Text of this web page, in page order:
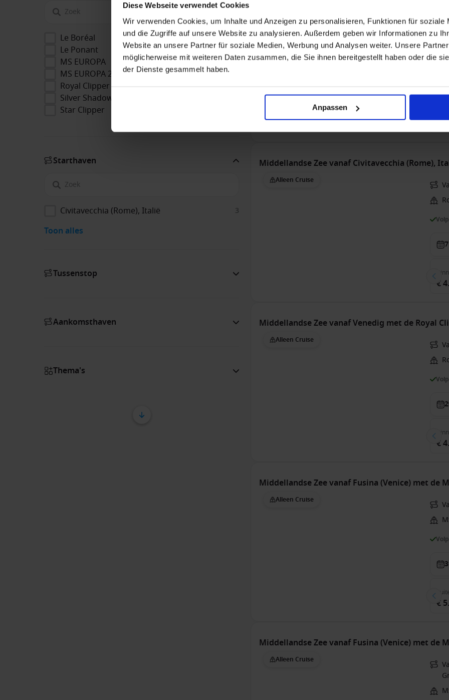
Diese Webseite verwendet Cookies
Wir verwenden Cookies, um Inhalte und Anzeigen zu personalisieren, Funktionen für soziale
und die Zugriffe auf unsere Website zu analysieren. Außerdem geben wir Informationen zu
Website an unsere Partner für soziale Medien, Werbung und Analysen weiter. Unsere
möglicherweise mit weiteren Daten zusammen, die Sie ihnen bereitgestellt haben oder die
der Dienste gesammelt haben.
Anpassen
Le Boréal 2
Le Ponant 1
MS EUROPA 1
MS EUROPA 2
Royal Clipper 3
Silver Shadow
Star Clipper
Start­haven
Civitavecchia (Rome), Italië 3
Toon alles
Tussenstop
Aankomsthaven
Thema's
Alleen Cruise
€
Middellandse Zee vanaf Civitavecchia (Rome),
Alleen Cruise
€
Middellandse Zee vanaf Venedig met de Royal
Alleen Cruise
€
Middellandse Zee vanaf Fusina (Venice) met de
Alleen Cruise
€
Middellandse Zee vanaf Fusina (Venice) met de
Alleen Cruise